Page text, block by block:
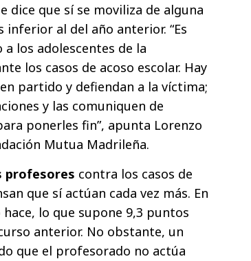
dice que sí se moviliza de alguna
al del año anterior. “Es
los adolescentes de la
los casos de acoso escolar. Hay
partido y defiendan a la víctima;
y las comuniquen de
ponerles fin”, apunta Lorenzo
Mutua Madrileña.
profesores contra los casos de
que sí actúan cada vez más. En
lo que supone 9,3 puntos
anterior. No obstante, un
que el profesorado no actúa